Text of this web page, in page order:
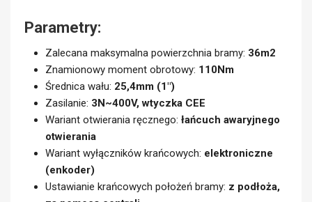
montażowe, instrukcja. Napęd przystosowany jest do
wału o średnicy
napięciem3N~400V.
Napęd STA 1-11-19 zastępuje modele 1-10-24 oraz
1-11-24.
Parametry:
Zalecana maksymalna powierzchnia bramy:36m2
Znamionowy moment obrotowy:
Średnica wału:25,4mm (1″)